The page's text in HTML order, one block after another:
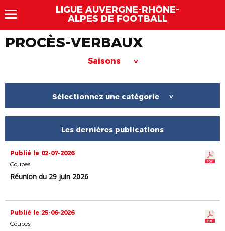
LIGUE AUVERGNE-RHÔNE-
ALPES DE FOOTBALL
PROCÈS-VERBAUX
Saisons >
Sélectionnez une catégorie >
Les dernières publications
Publié le 02-07-2026
Coupes
Réunion du 29 juin 2026
Publié le 25-06-2026
Coupes